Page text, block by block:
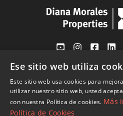
Av. Canovas del
1st Floor,
29601
Ver en
Ese sitio web utiliza
Este sitio web usa cookies para
utilizar nuestro sitio web, usted
con nuestra Política de cookies. Más
Política de Cookies